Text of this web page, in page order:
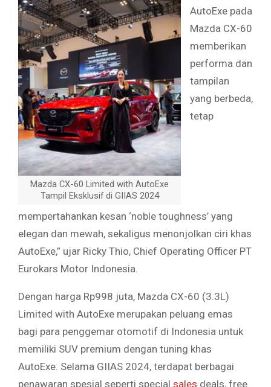
Mazda CX-60 Limited with AutoExe
Tampil Eksklusif di GIIAS 2024
AutoExe pada
Mazda CX-60
memberikan
performa dan
tampilan
yang berbeda,
tetap
mempertahankan kesan ‘noble toughness’ yang
elegan dan mewah, sekaligus menonjolkan ciri khas
AutoExe,” ujar Ricky Thio, Chief Operating Officer PT
Eurokars Motor Indonesia.
Dengan harga Rp998 juta, Mazda CX-60 (3.3L)
Limited with AutoExe merupakan peluang emas
bagi para penggemar otomotif di Indonesia untuk
memiliki SUV premium dengan tuning khas
AutoExe. Selama GIIAS 2024, terdapat berbagai
penawaran spesial seperti special sales deals, free